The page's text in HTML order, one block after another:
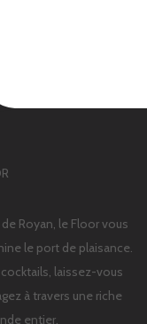
Royan, le Floor vous
le port de plaisance.
laissez-vous
à travers une riche
entier.